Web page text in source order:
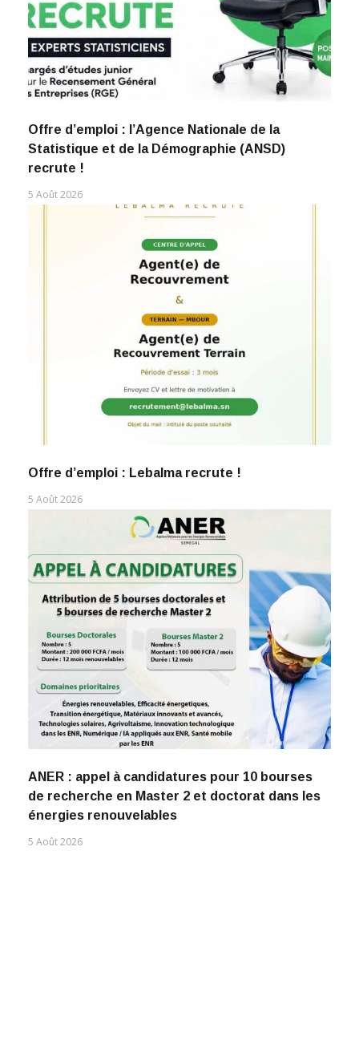
Offre d’emploi : l’Agence Nationale de la
Statistique et de la Démographie (ANSD)
recrute !
5 Août 2026
Offre d’emploi : Lebalma recrute !
5 Août 2026
ANER : appel à candidatures pour 10 bourses
de recherche en Master 2 et doctorat dans les
énergies renouvelables
5 Août 2026